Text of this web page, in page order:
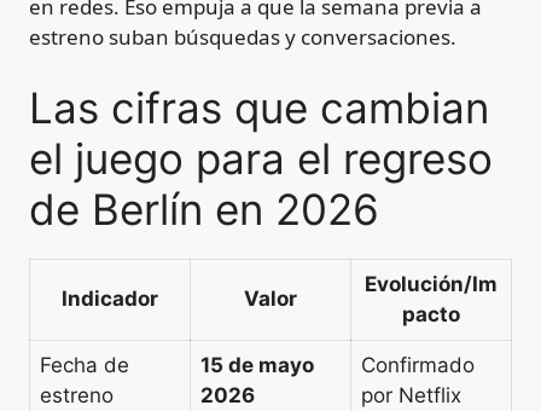
en redes. Eso empuja a que la semana previa a
estreno suban búsquedas y conversaciones.
Las cifras que cambian
el juego para el regreso
de Berlín en 2026
Indicador Valor
Evolución/Im
pacto
Fecha de
estreno
15 de mayo
2026
Confirmado
por Netflix